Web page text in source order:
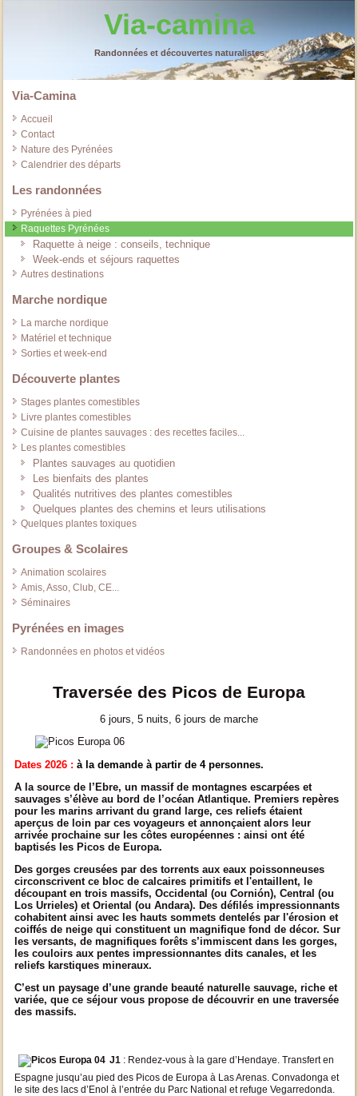
Via-camina
Randonnées et découvertes naturalistes
Via-Camina
Accueil
Contact
Nature des Pyrénées
Calendrier des départs
Les randonnées
Pyrénées à pied
Raquettes Pyrénées
Raquette à neige : conseils, technique
Week-ends et séjours raquettes
Autres destinations
Marche nordique
La marche nordique
Matériel et technique
Sorties et week-end
Découverte plantes
Stages plantes comestibles
Livre plantes comestibles
Cuisine de plantes sauvages : des recettes faciles...
Les plantes comestibles
Plantes sauvages au quotidien
Les bienfaits des plantes
Qualités nutritives des plantes comestibles
Quelques plantes des chemins et leurs utilisations
Quelques plantes toxiques
Groupes & Scolaires
Animation scolaires
Amis, Asso, Club, CE...
Séminaires
Pyrénées en images
Randonnées en photos et vidéos
Traversée des Picos de Europa
6 jours, 5 nuits, 6 jours de marche
Dates 2026 : à la demande à partir de 4 personnes.
A la source de l’Ebre, un massif de montagnes escarpées et
sauvages s’élève au bord de l’océan Atlantique. Premiers repères
pour les marins arrivant du grand large, ces reliefs étaient
aperçus de loin par ces voyageurs et annonçaient alors leur
arrivée prochaine sur les côtes européennes : ainsi ont été
baptisés les Picos de Europa.
Des gorges creusées par des torrents aux eaux poissonneuses
circonscrivent ce bloc de calcaires primitifs et l'entaillent, le
découpant en trois massifs, Occidental (ouCornión), Central (ou
Los Urrieles) et Oriental (ouAndara). Des défilés impressionnants
cohabitent ainsi avec les hauts sommets dentelés par l'érosion et
coiffés de neige qui constituent un magnifique fond de décor. Sur
les versants, de magnifiques forêts s’immiscent dans les gorges,
les couloirs aux pentes impressionnantes dits canales, et les
reliefs karstiques mineraux.
C’est un paysage d’une grande beauté naturelle sauvage, riche et
variée, que ce séjour vous propose de découvrir en une traversée
des massifs.
J1 : Rendez-vous à la gare d’Hendaye. Transfert en
Espagne jusqu’au pied des Picos de Europa à Las Arenas. Convadonga et
le site des lacs d’Enol à l’entrée du Parc National et refuge Vegarredonda.